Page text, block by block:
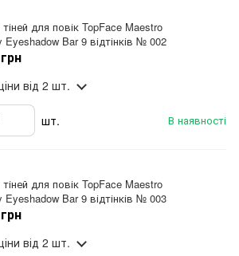
для повік TopFace Maestro
Eyeshadow Bar 9 відтінків № 002
В наявності
від 2 шт.
шт.
для повік TopFace Maestro
Eyeshadow Bar 9 відтінків № 003
від 2 шт.